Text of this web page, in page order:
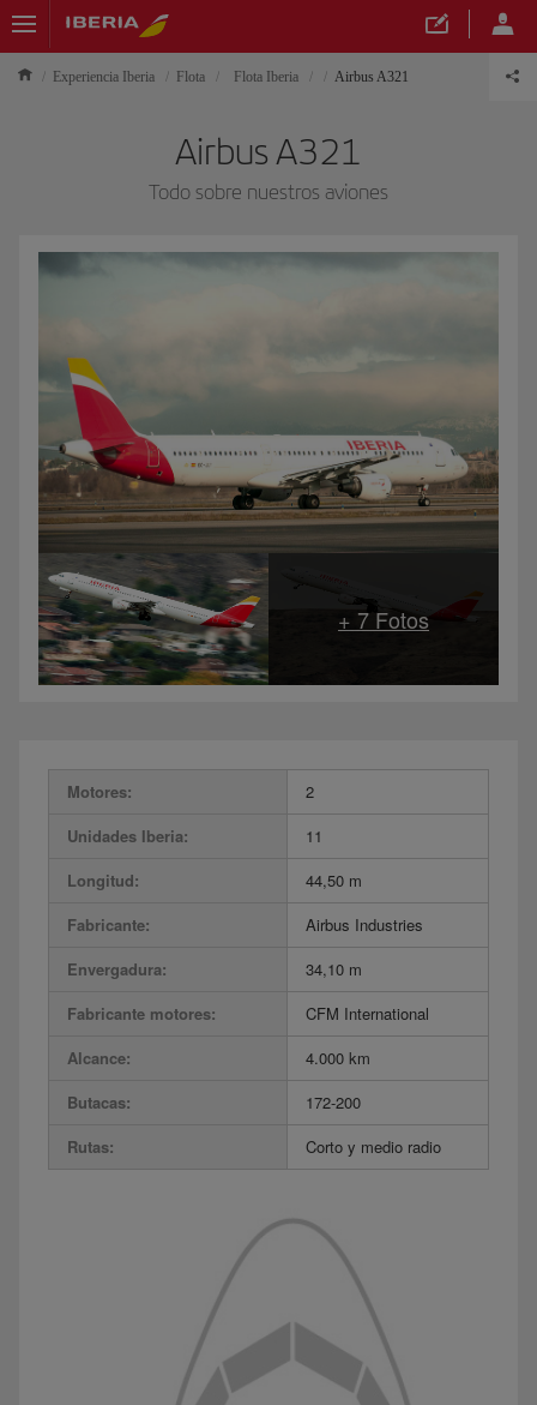
Experiencia Iberia Flota Flota Iberia Airbus A321
Airbus A321
Todo sobre nuestros aviones
Motores:
2
Unidades Iberia:
11
Longitud:
44,50 m
Fabricante:
Airbus Industries
Envergadura:
34,10 m
Fabricante motores:
CFM International
Alcance:
4.000 km
Butacas:
172-200
Rutas:
Corto y medio radio